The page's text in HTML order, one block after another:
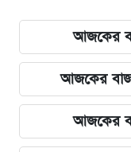
আজকের
আজকের
আজকের